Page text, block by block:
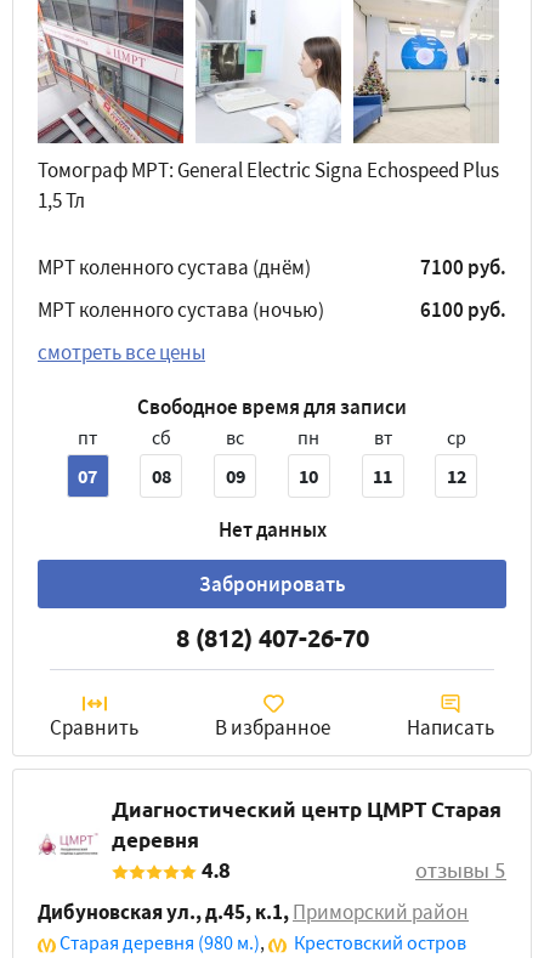
Томограф МРТ: General Electric Signa Echospeed Plus
1,5 Тл
МРТ коленного сустава (днём)
7100 руб.
МРТ коленного сустава (ночью)
6100 руб.
смотреть все цены
Свободное время для записи
пт
07
сб
08
вс
09
пн
10
вт
11
ср
12
Нет данных
Забронировать
8 (812) 407-26-70
Сравнить В избранное Написать
Диагностический центр ЦМРТ Старая
деревня
4.8
отзывы 5
Дибуновская ул., д.45, к.1,Приморский район
Старая деревня (980 м.),
Крестовский остров